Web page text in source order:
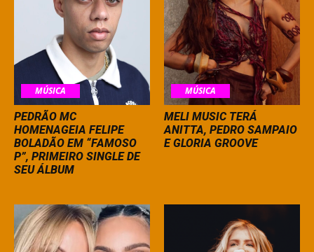
MÚSICA
PEDRÃO MC
HOMENAGEIA FELIPE
BOLADÃO EM “FAMOSO
P”, PRIMEIRO SINGLE DE
SEU ÁLBUM
MÚSICA
MELI MUSIC TERÁ
ANITTA, PEDRO SAMPAIO
E GLORIA GROOVE